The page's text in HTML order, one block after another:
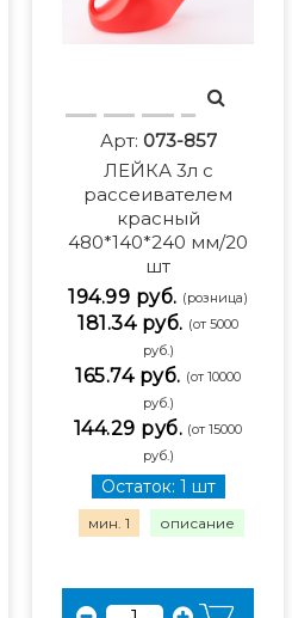
Арт: 073-857
ЛЕЙКА 3л с
рассеивателем
красный
480*140*240 мм/20
шт
194.99 руб. (розница)
181.34 руб. (от 5000
руб.)
165.74 руб. (от 10000
руб.)
144.29 руб. (от 15000
руб.)
Остаток: 1 шт
мин. 1 описание